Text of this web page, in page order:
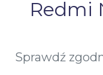
Redmi
Sprawdź